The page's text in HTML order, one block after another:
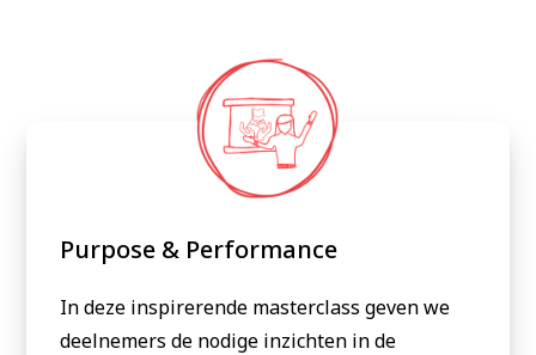
Purpose & Performance
In deze inspirerende masterclass geven we
deelnemers de nodige inzichten in de